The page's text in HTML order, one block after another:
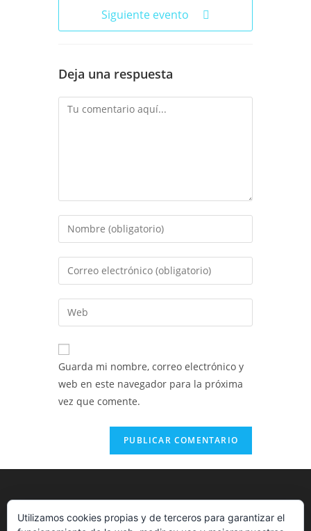
Siguiente evento
Deja una respuesta
Comentario
Introduce
tu
nombre
de
usuario
para
comentar
Introduce
tu
dirección
de
electrónico
para
comentar
Introduce
la
URL
de
(opcional)
Guarda mi nombre, correo electrónico y
web en este navegador para la próxima
vez que comente.
Utilizamos cookies propias y de terceros para garantizar el